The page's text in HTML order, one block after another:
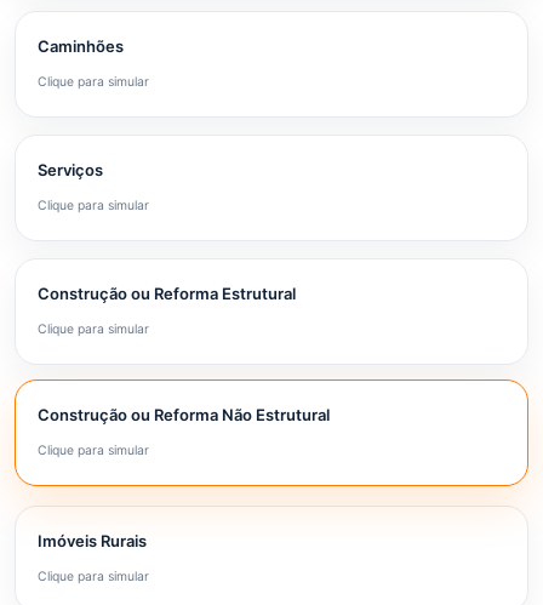
Caminhões
Clique para simular
Serviços
Clique para simular
Construção ou Reforma Estrutural
Clique para simular
Construção ou Reforma Não Estrutural
Clique para simular
Imóveis Rurais
Clique para simular